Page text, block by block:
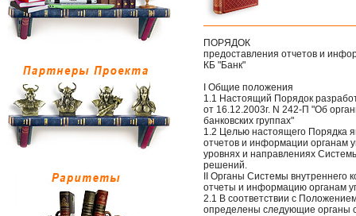
ПОРЯДОК
предоставления отчетов и
КБ "Банк"
I Общие положения
1.1 Настоящий Порядок
от 16.12.2003г. N 242-П "Об
банковских группах"
1.2 Целью настоящего Порядка
отчетов и информации органам
уровнях и направлениях
решений.
II Органы Системы
отчеты и информацию органам
2.1 В соответствии с
определены следующие органы